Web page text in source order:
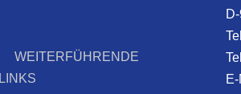
WEITERFÜHRENDE
LINKS